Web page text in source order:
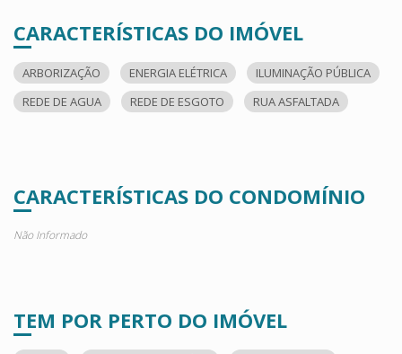
CARACTERÍSTICAS DO IMÓVEL
ARBORIZAÇÃO ENERGIA ELÉTRICA
ILUMINAÇÃO PÚBLICA
REDE DE AGUA
REDE DE ESGOTO RUA ASFALTADA
CARACTERÍSTICAS DO CONDOMÍNIO
Não Informado
TEM POR PERTO DO IMÓVEL